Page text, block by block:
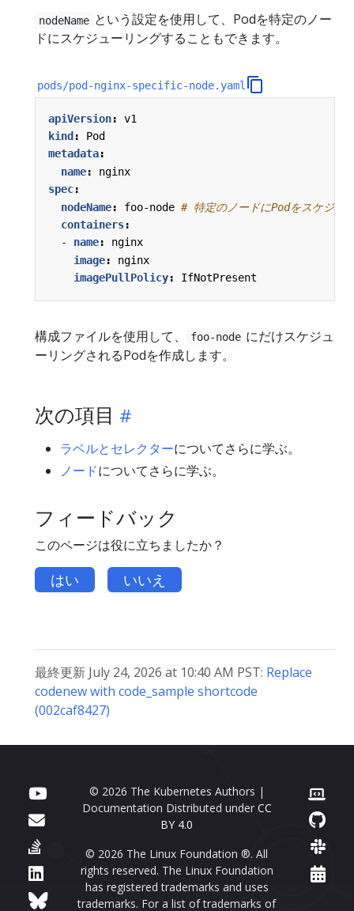
nodeName という設定を使用して、Podを特定のノー
ドにスケジューリングすることもできます。
pods/pod-nginx-specific-node.yaml
apiVersion:
v1
kind :
Pod
metadata:
name:
nginx
spec:
nodeName: foo-node # 特定のノードにPodをスケジュ
containers:
- name:
nginx
image:
nginx
imagePullPolicy: IfNotPresent
構成ファイルを使用して、 foo-node にだけスケジュ
ーリングされるPodを作成します。
次の項目
ラベルとセレクターについてさらに学ぶ。
ノードについてさらに学ぶ。
フィードバック
このページは役に立ちましたか？
はい いいえ
最終更新 July 24, 2026 at 10:40 AM PST: Replace
codenew with code_sample shortcode
(002caf8427)
© 2026 The Kubernetes Authors |
Documentation Distributed under CC
BY 4.0
© 2026 The Linux Foundation ®. All
rights reserved. The Linux Foundation
has registered trademarks and uses
trademarks. For a list of trademarks of